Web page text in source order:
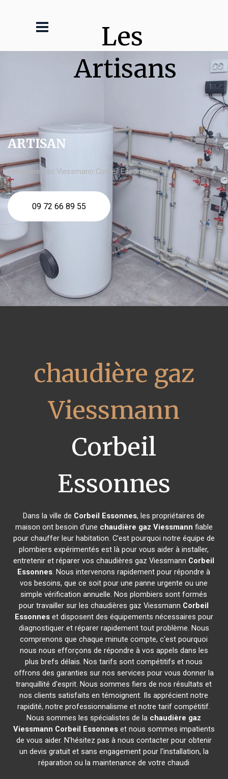
Les
Artisans
ARTISAN
chaudière gaz Viessmann Corbeil Essonnes
09 72 66 89 55
chaudière gaz
Viessmann
Corbeil
Essonnes
Dans la ville de Corbeil Essonnes, les propriétaires de
maison ont besoin d'une chaudière gaz Viessmann fiable
pour chauffer leur habitation. C'est pourquoi notre équipe de
plombiers expérimentés est là pour vous aider à installer,
entretenir et réparer vos chaudières gaz Viessmann Corbeil
Essonnes. Nous intervenons rapidement pour répondre à
vos besoins, que ce soit pour une panne urgente ou une
simple vérification annuelle. Nos plombiers sont formés
pour travailler sur les chaudières gaz Viessmann Corbeil
Essonneset disposent des équipements nécessaires pour
diagnostiquer et réparer rapidement tout problème. Nous
comprenons que chaque minute compte, c'est pourquoi
nous nous efforçons de répondre à vos appels dans les
plus brefs délais. Nos tarifs sont compétitifs et nous
offrons des garanties sur nos services pour vous donner la
tranquillité d'esprit. Nous sommes fiers de nos résultats et
nos clients satisfaits en témoignent. Ils apprécient notre
rapidité, notre professionnalisme et notre tarif compétitif.
Nous sommes les spécialistes de la chaudière gaz
Viessmann Corbeil Essonneset nous sommes impatients
de vous aider. N'hésitez pas à nous contacter pour obtenir
un devis gratuit et sans engagement pour l'installation, la
réparation ou la maintenance de votre chaudi